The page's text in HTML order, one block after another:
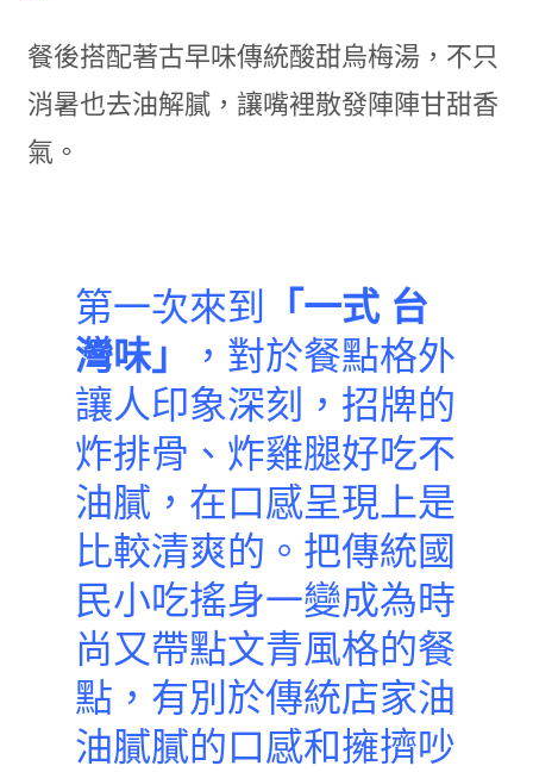
餐後搭配著古早味傳統酸甜烏梅湯，不只
消暑也去油解膩，讓嘴裡散發陣陣甘甜香
氣。
第一次來到
「一式 台
灣味」
，對於餐點格外
讓人印象深刻，招牌的
炸排骨、炸雞腿好吃不
油膩，在口感呈現上是
比較清爽的。把傳統國
民小吃搖身一變成為時
尚又帶點文青風格的餐
點，有別於傳統店家油
油膩膩的口感和擁擠吵